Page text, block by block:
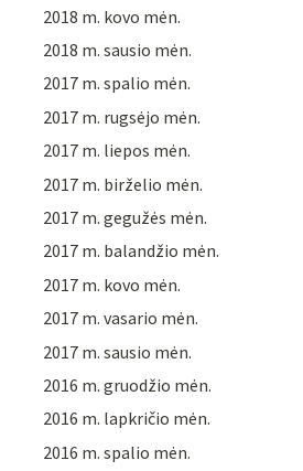
2018 m. kovo mėn.
2018 m. sausio mėn.
2017 m. spalio mėn.
2017 m. rugsėjo mėn.
2017 m. liepos mėn.
2017 m. birželio mėn.
2017 m. gegužės mėn.
2017 m. balandžio mėn.
2017 m. kovo mėn.
2017 m. vasario mėn.
2017 m. sausio mėn.
2016 m. gruodžio mėn.
2016 m. lapkričio mėn.
2016 m. spalio mėn.